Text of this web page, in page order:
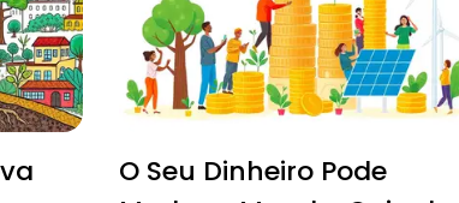
O Seu Dinheiro Pode